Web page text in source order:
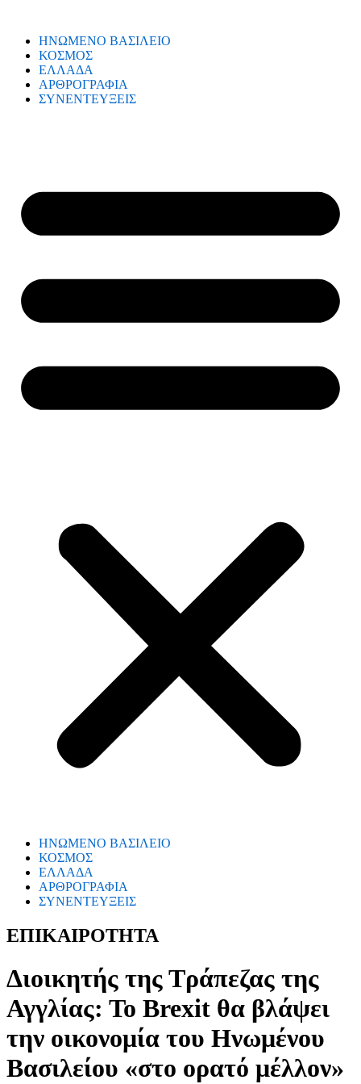
ΗΝΩΜΕΝΟ ΒΑΣΙΛΕΙΟ
ΚΟΣΜΟΣ
ΕΛΛΑΔΑ
ΑΡΘΡΟΓΡΑΦΙΑ
ΣΥΝΕΝΤΕΥΞΕΙΣ
ΗΝΩΜΕΝΟ ΒΑΣΙΛΕΙΟ
ΚΟΣΜΟΣ
ΕΛΛΑΔΑ
ΑΡΘΡΟΓΡΑΦΙΑ
ΣΥΝΕΝΤΕΥΞΕΙΣ
ΕΠΙΚΑΙΡΟΤΗΤΑ
Διοικητής της Τράπεζας της
Αγγλίας: Το Brexit θα βλάψει
την οικονομία του Ηνωμένου
Βασιλείου «στο ορατό μέλλον»